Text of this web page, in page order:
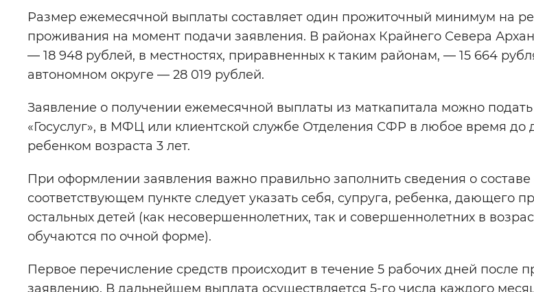
Вернуть стандартные настройки
Размер ежемесячной выплаты составляет один прожиточный минимум на
проживания на момент подачи заявления. В районах Крайнего Севера
— 18 948 рублей, в местностях, приравненных к таким районам, — 15 664
автономном округе — 28 019 рублей.
Заявление о получении ежемесячной выплаты из маткапитала можно
«Госуслуг», в МФЦ или клиентской службе Отделения СФР в любое время до
ребенком возраста 3 лет.
При оформлении заявления важно правильно заполнить сведения о
соответствующем пункте следует указать себя, супруга, ребенка, дающего
остальных детей (как несовершеннолетних, так и совершеннолетних в
обучаются по очной форме).
Первое перечисление средств происходит в течение 5 рабочих дней после
заявлению. В дальнейшем выплата осуществляется 5-го числа каждого